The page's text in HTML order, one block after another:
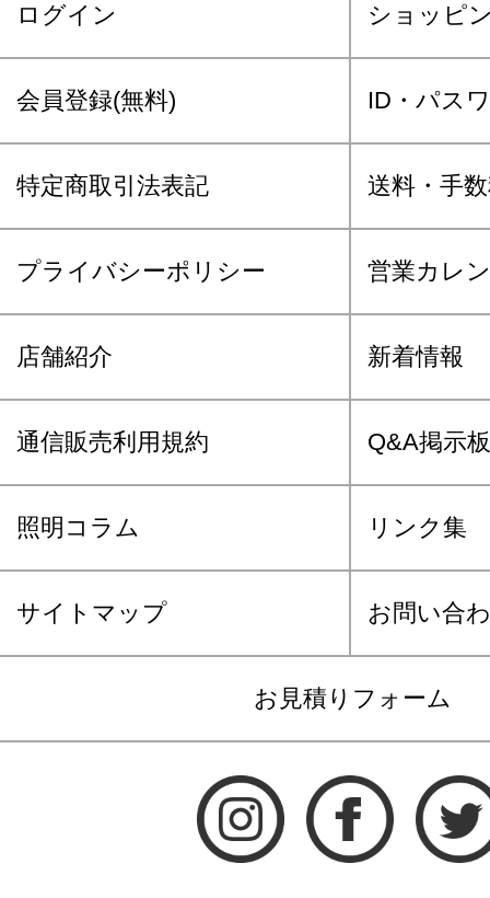
ログイン ショッピ
会員登録(無料) ID・パス
特定商取引法表記 送料・手
プライバシーポリシー 営業カレ
店舗紹介 新着情報
通信販売利用規約 Q&A掲示板
照明コラム リンク集
サイトマップ お問い合
お見積りフォーム